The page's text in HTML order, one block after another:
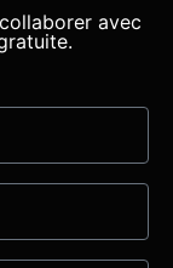
avec